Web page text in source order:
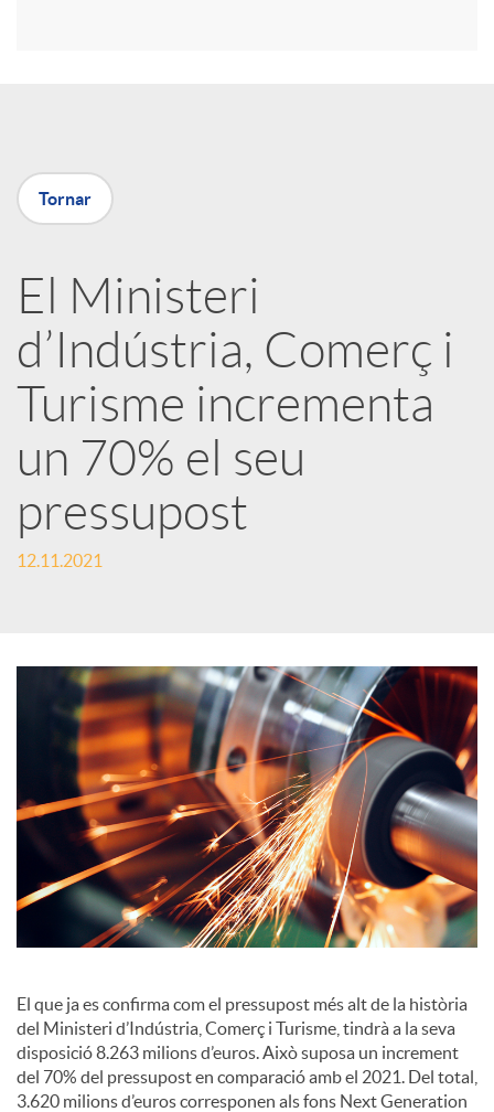
X
a
r
x
e
s
o
c
i
a
l
s
Tornar
El Ministeri
d’Indústria, Comerç i
Turisme incrementa
un 70% el seu
pressupost
12.11.2021
El que ja es confirma com el pressupost més alt de la història
del Ministeri d’Indústria, Comerç i Turisme, tindrà a la seva
disposició 8.263 milions d’euros. Això suposa un increment
del 70% del pressupost en comparació amb el 2021. Del total,
3.620 milions d’euros corresponen als fons Next Generation